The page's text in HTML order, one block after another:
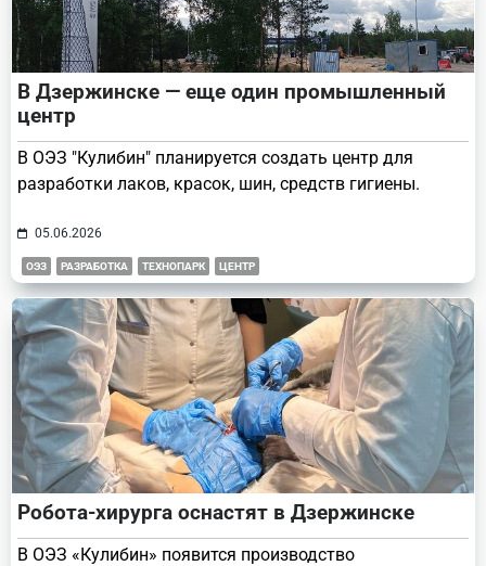
В Дзержинске — еще один промышленный
центр
В ОЭЗ "Кулибин" планируется создать центр для
разработки лаков, красок, шин, средств гигиены.
05.06.2026
ОЭЗ РАЗРАБОТКА ТЕХНОПАРК ЦЕНТР
Робота-хирурга оснастят в Дзержинске
В ОЭЗ «Кулибин» появится производство